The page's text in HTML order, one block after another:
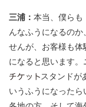
三浦： 本当、僕ら
んなふうになるの
せんが、お客様も
になると思います。
スタンドが
いうふうになった